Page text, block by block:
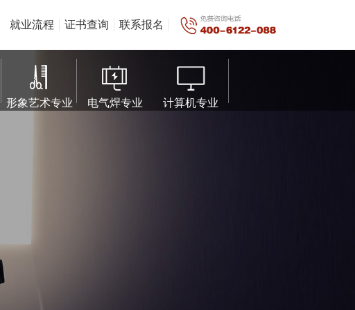
就业流程 证书查询 联系报名
形象艺术专业 电气焊专业 计算机专业